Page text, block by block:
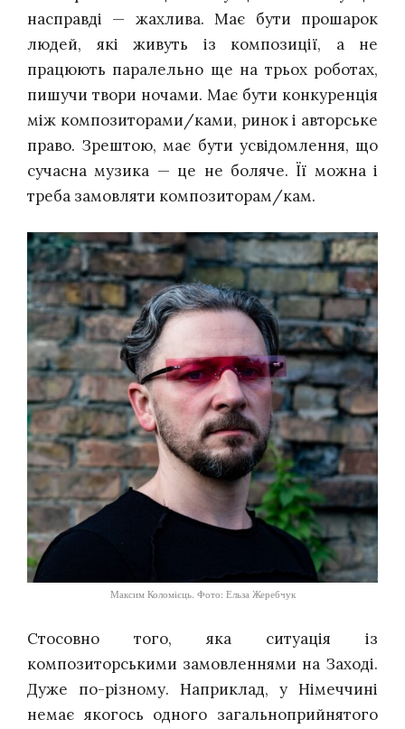
насправді — жахлива. Має бути прошарок
людей, які живуть із композиції, а не
працюють паралельно ще на трьох роботах,
пишучи твори ночами. Має бути конкуренція
між композиторами/ками, ринок і авторське
право. Зрештою, має бути усвідомлення, що
сучасна музика — це не боляче. Її можна і
треба замовляти композиторам/кам.
Максим Коломієць. Фото: Ельза Жеребчук
Стосовно того, яка ситуація із
композиторськими замовленнями на Заході.
Дуже по-різному. Наприклад, у Німеччині
немає якогось одного загальноприйнятого